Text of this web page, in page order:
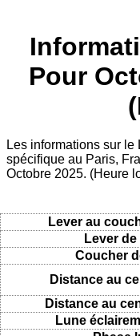
Pour
Les informations sur le
spécifique au Paris,
Octobre 2025. (Heure
Lever au
Lever
Coucher
Distance au
Distance au
Lune